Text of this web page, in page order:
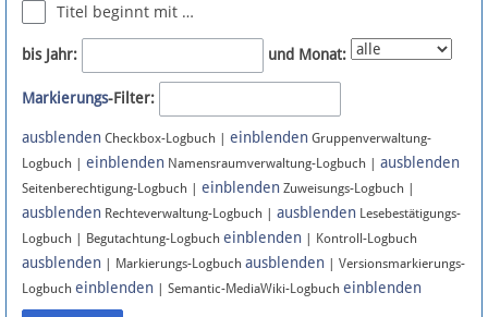
Newsletter
Bluesky
Facebook
Instagram
Anmelden
Titel beginnt mit …
bis Jahr: und Monat:
Markierungs-Filter:
ausblenden Checkbox-Logbuch | einblenden Gruppenverwaltung-
Logbuch | einblenden Namensraumverwaltung-Logbuch | ausblenden
Seitenberechtigung-Logbuch | einblenden Zuweisungs-Logbuch |
ausblenden Rechteverwaltung-Logbuch | ausblenden Lesebestätigungs-
Logbuch | Begutachtung-Logbuch einblenden | Kontroll-Logbuch
ausblenden | Markierungs-Logbuch ausblenden | Versionsmarkierungs-
Logbuch einblenden | Semantic-MediaWiki-Logbuch einblenden